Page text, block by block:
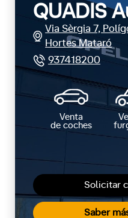
Solicitar
Saber
QUADIS
Via Sèrgia 7,
Hortes Mataró
937418200
Venta
de coches